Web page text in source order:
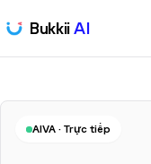
BukkiiAI
AIVA · Trực tiếp